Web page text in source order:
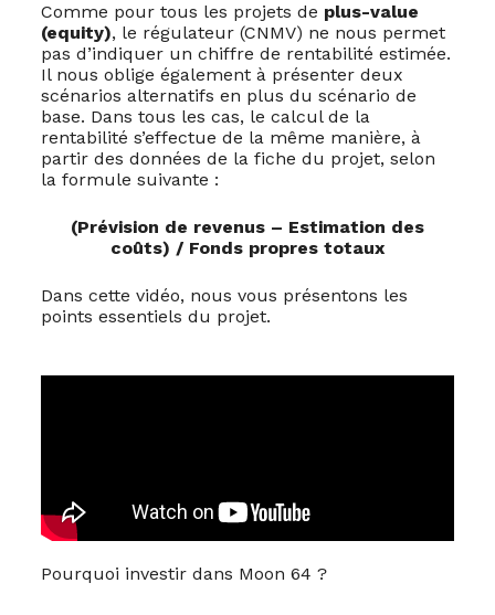
Comme pour tous les projets de plus-value
(equity), le régulateur (CNMV) ne nous permet
pas d’indiquer un chiffre de rentabilité estimée.
Il nous oblige également à présenter deux
scénarios alternatifs en plus du scénario de
base. Dans tous les cas, le calcul de la
rentabilité s’effectue de la même manière, à
partir des données de la fiche du projet, selon
la formule suivante :
(Prévision de revenus – Estimation des
coûts) / Fonds propres totaux
Dans cette vidéo, nous vous présentons les
points essentiels du projet.
Pourquoi investir dans Moon 64 ?